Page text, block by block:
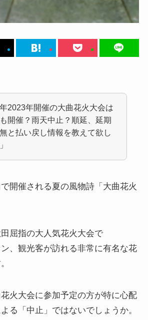
年2023年開催の大曲花火大会は
開催？雨天中止？順延、延期
と払い戻し情報を教えて欲し
開催される夏の風物詩「大曲花火
屈指の大人気花火大会で
、観光客が訪れる非常に有名な花
火大会に参加予定の方が特に心配
る「中止」ではないでしょうか。